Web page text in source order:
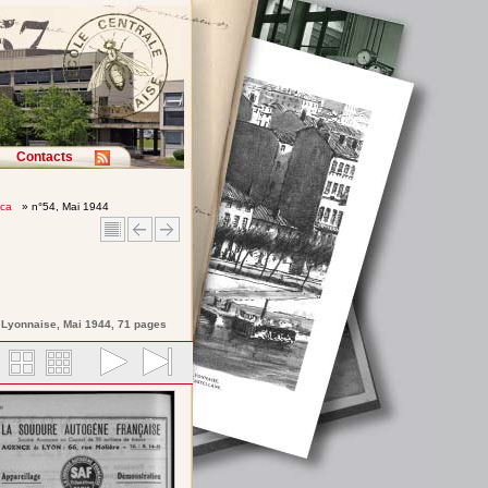
Contacts
» n°54, Mai 1944
, Mai 1944, 71 pages